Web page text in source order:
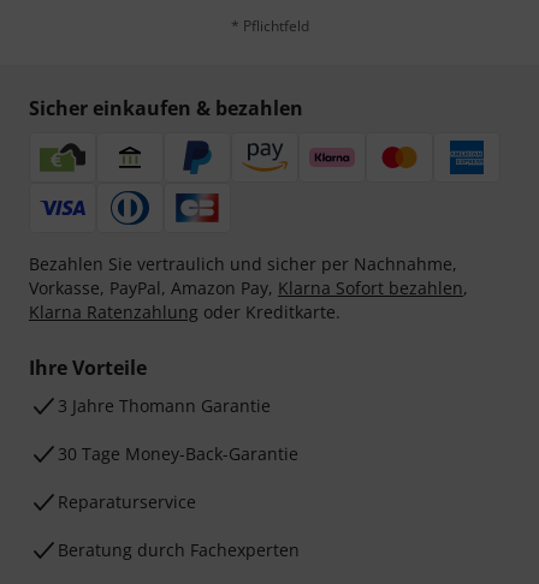
* Pflichtfeld
Sicher einkaufen & bezahlen
Bezahlen Sie vertraulich und sicher per Nachnahme,
Vorkasse, PayPal, Amazon Pay, Klarna Sofort bezahlen,
Klarna Ratenzahlung oder Kreditkarte.
Ihre Vorteile
3 Jahre Thomann Garantie
30 Tage Money-Back-Garantie
Reparaturservice
Beratung durch Fachexperten